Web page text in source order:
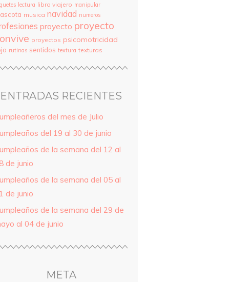
lectura libro viajero manipular
musica navidad numeros
proyecto proyecto
proyectos psicomotricidad
rutinas sentidos textura texturas
ENTRADAS RECIENTES
del mes de Julio
del 19 al 30 de junio
de la semana del 12 al
de junio
de la semana del 05 al
de junio
de la semana del 29 de
al 04 de junio
META